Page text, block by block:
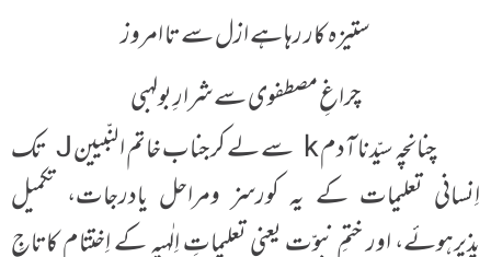
ستیزہ کار رہا ہے ازل سے تا امروز
چراغِ مصطفوی سے شرارِ بولہبی
چنانچہ سیّدنا آدم k سے لے کر جناب خاتم النّبیین J تک
اِنسانی تعلیمات کے یہ کورسز ومراحل یادرجات، تکمیل
پذیرہوئے، اور ختمِ نبوّت یعنی تعلیماتِ اِلٰہیہ کے اِختتام کاتاجِ